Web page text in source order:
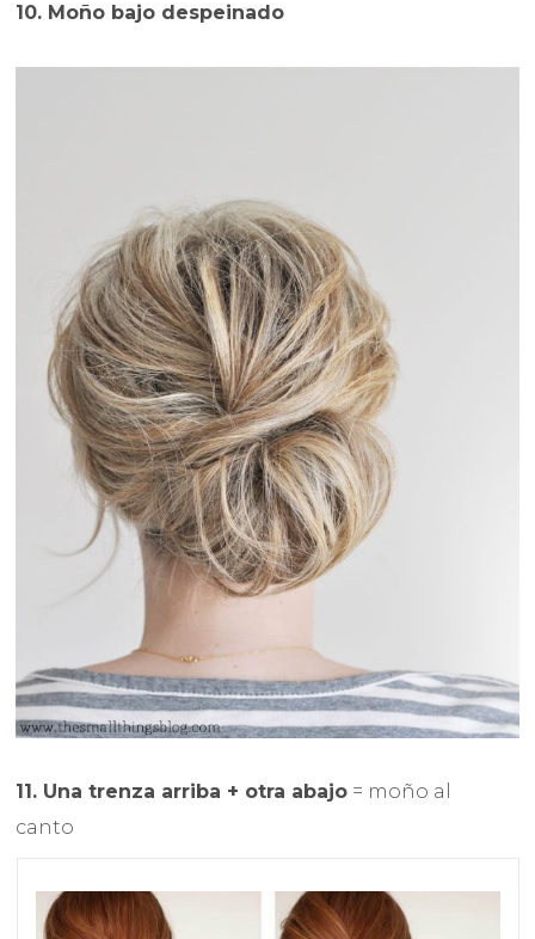
10. Moño bajo despeinado
11. Una trenza arriba + otra abajo = moño al
canto